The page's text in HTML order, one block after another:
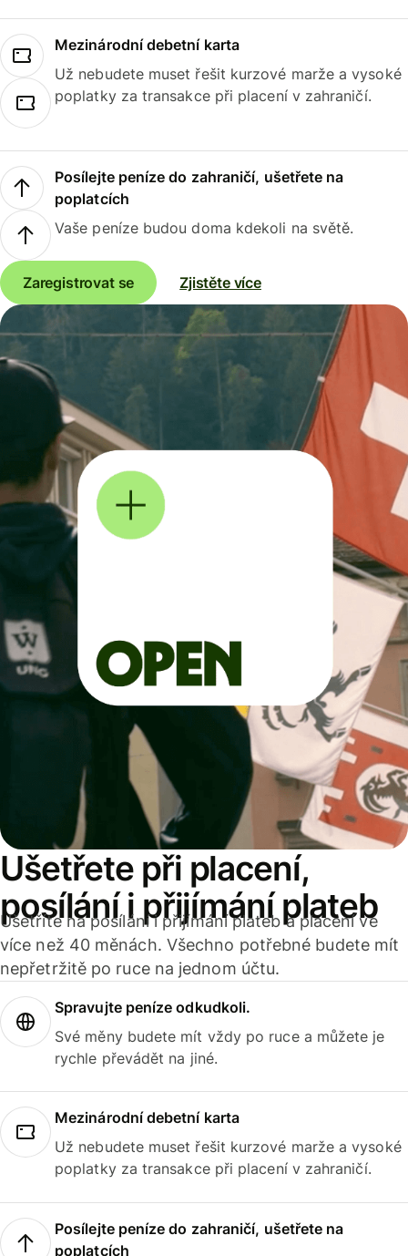
Mezinárodní debetní karta
Už nebudete muset řešit kurzové marže a vysoké
poplatky za transakce při placení v zahraničí.
Posílejte peníze do zahraničí, ušetřete na
poplatcích
Vaše peníze budou doma kdekoli na světě.
Zaregistrovat se Zjistěte více
Ušetřete při placení,
posílání i přijímání plateb
Ušetříte na posílání i přijímání plateb a placení ve
více než 40 měnách. Všechno potřebné budete mít
nepřetržitě po ruce na jednom účtu.
Spravujte peníze odkudkoli.
Své měny budete mít vždy po ruce a můžete je
rychle převádět na jiné.
Mezinárodní debetní karta
Už nebudete muset řešit kurzové marže a vysoké
poplatky za transakce při placení v zahraničí.
Posílejte peníze do zahraničí, ušetřete na
poplatcích